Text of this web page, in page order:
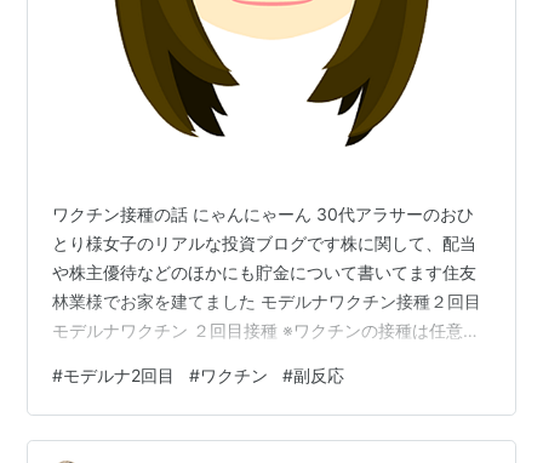
ワクチン接種の話 にゃんにゃーん 30代アラサーのおひ
とり様女子のリアルな投資ブログです株に関して、配当
や株主優待などのほかにも貯金について書いてます住友
林業様でお家を建てました モデルナワクチン接種２回目
モデルナワクチン ２回目接種 ※ワクチンの接種は任意で
します モデルナワクチン ２回目を接種してきました 私
は職域接種です 私のスペックを記載すると ・女 ・30代
前半 ・BMI 20 ・基礎疾患なし ・服薬なし ・アレルギー
#モデルナ2回目 #ワクチン #副反応